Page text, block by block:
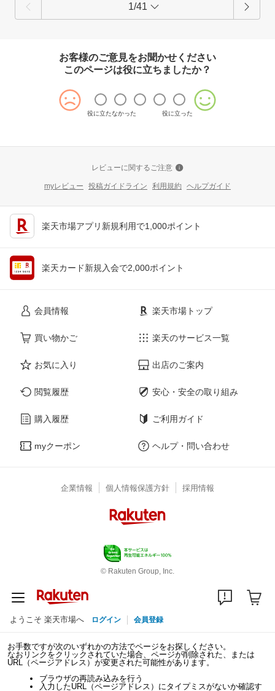
1/41
お客様のご意見をお聞かせください
このページは役に立ちましたか？
役に立たなかった 役に立った
レビューに関するご注意
myレビュー 投稿ガイドライン 利用規約 ヘルプガイド
楽天市場アプリ新規利用で1,000ポイント
楽天カード新規入会で2,000ポイント
会員情報
買い物かご
お気に入り
閲覧履歴
購入履歴
myクーポン
楽天市場トップ
楽天のサービス一覧
出店のご案内
安心・安全の取り組み
ご利用ガイド
ヘルプ・問い合わせ
企業情報 個人情報保護方針 採用情報
© Rakuten Group, Inc.
ようこそ 楽天市場へ ログイン 会員登録
お手数ですが次のいずれかの方法でページをお探しください。
なおリンクをクリックされていた場合、ページが削除された、または
URL（ページアドレス）が変更された可能性があります。
ブラウザの再読み込みを行う
入力したURL（ページアドレス）にタイプミスがないか確認す